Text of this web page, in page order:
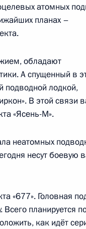
атомных
планах –
обладают
А спущенный в
подводной лодкой,
В этой связи
«Ясень-М».
неатомных
несут боевую
«677». Головная
планируется
как идёт